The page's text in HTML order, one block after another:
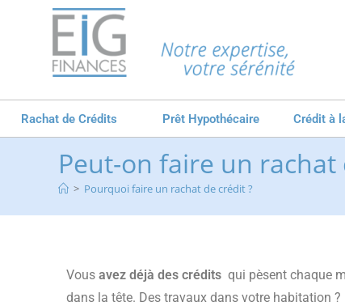
Rachat de Crédits Prêt Hypothécaire Crédit à
Peut-on faire un
> Pourquoi faire un rachat de crédit ?
Vous avez déjà des crédits qui pèsent chaque
dans la tête. Des travaux dans votre habitation ?